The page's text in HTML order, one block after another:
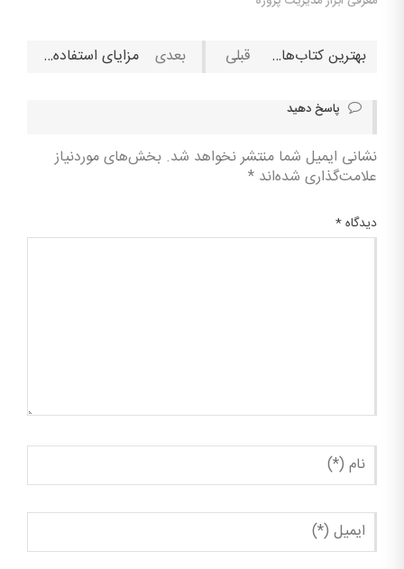
بهترین کتاب‌های پیشنهادی مارک زاکربرگ مزایای استفاده از بیزینس پروفایل اینستاگرام برای کسب‌وکارها
پاسخ دهید
نشانی ایمیل شما منتشر نخواهد شد. بخش‌های موردنیاز
علامت‌گذاری شده‌اند *
دیدگاه*